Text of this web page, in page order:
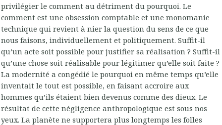
privilégier le comment au détriment du pourquoi. Le
comment est une obsession comptable et une monomanie
technique qui revient à nier la question du sens de ce que
nous faisons, individuellement et politiquement. Suffit-il
qu’un acte soit possible pour justifier sa réalisation ? Suffit-il
qu’une chose soit réalisable pour légitimer qu’elle soit faite ?
La modernité a congédié le pourquoi en même temps qu’elle
inventait le tout est possible, en faisant accroire aux
hommes qu’ils étaient bien devenus comme des dieux. Le
résultat de cette négligence anthropologique est sous nos
yeux. La planète ne supportera plus longtemps les folles